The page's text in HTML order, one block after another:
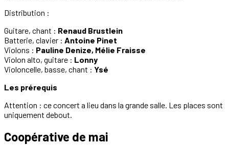
Distribution :
Guitare, chant : Renaud Brustlein
Batterie, clavier : Antoine Pinet
Violons : Pauline Denize, Mélie Fraisse
Violon alto, guitare : Lonny
Violoncelle, basse, chant : Ysé
Les prérequis
Attention : ce concert a lieu dans la grande salle. Les places sont
uniquement debout.
Coopérative de mai